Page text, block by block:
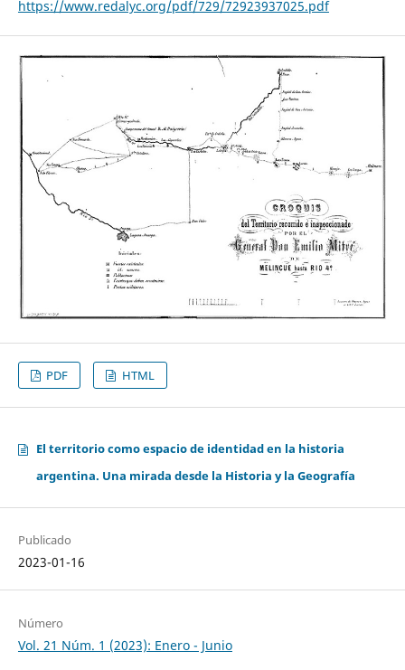
https://www.redalyc.org/pdf/729/72923937025.pdf
PDF HTML
El territorio como espacio de identidad en la historia
argentina. Una mirada desde la Historia y la Geografía
Publicado
2023-01-16
Número
Vol. 21 Núm. 1 (2023): Enero - Junio